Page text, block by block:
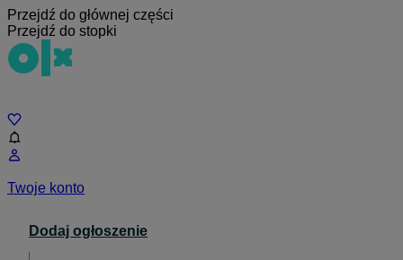
Przejdź do głównej części
Przejdź do stopki
Twoje konto
Dodaj ogłoszenie